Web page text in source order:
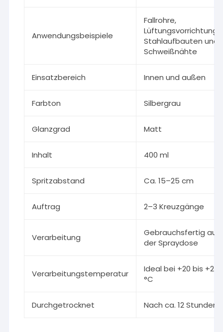
Anwendungsbeispiele
Fallrohre,
Stahlaufbauten und
Schweißnähte
Einsatzbereich Innen und außen
Farbton Silbergrau
Glanzgrad Matt
Inhalt 400 ml
Spritzabstand Ca. 15–25 cm
Auftrag 2–3 Kreuzgänge
Verarbeitung
Gebrauchsfertig aus
der Spraydose
Verarbeitungstemperatur
Ideal bei +20 bis +25
°C
Durchgetrocknet Nach ca. 12 Stunden